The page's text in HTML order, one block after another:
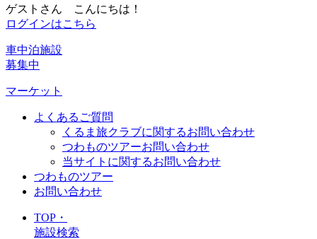
ゲストさん こんにちは！
ログインはこちら
車中泊施設
募集中
マーケット
よくあるご質問
くるま旅クラブに関するお問い合わせ
つわものツアーお問い合わせ
当サイトに関するお問い合わせ
つわものツアー
お問い合わせ
TOP・
施設検索